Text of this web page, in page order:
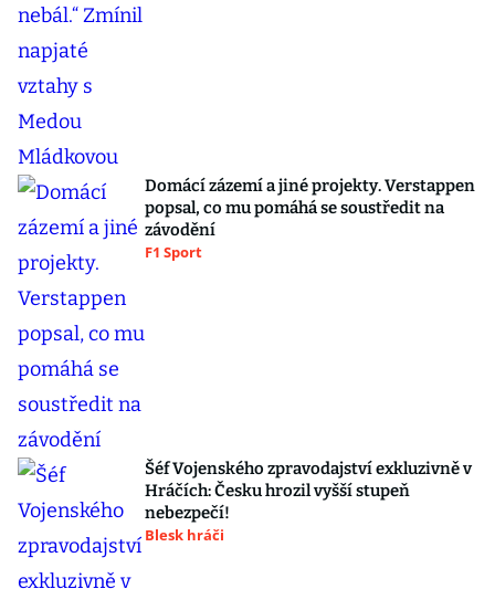
Domácí zázemí a jiné projekty. Verstappen
popsal, co mu pomáhá se soustředit na
závodění
F1 Sport
Šéf Vojenského zpravodajství exkluzivně v
Hráčích: Česku hrozil vyšší stupeň
nebezpečí!
Blesk hráči